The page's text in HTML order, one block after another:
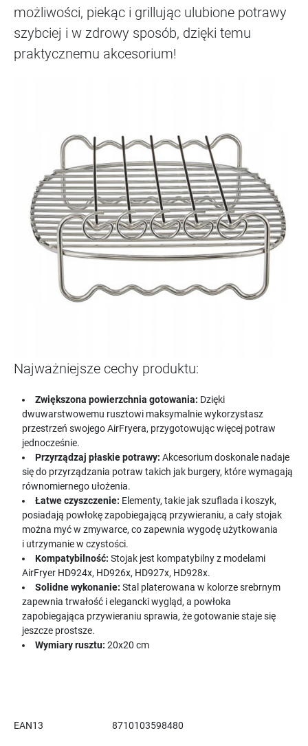
możliwości, piekąc i grillując ulubione potrawy
szybciej i w zdrowy sposób, dzięki temu
praktycznemu akcesorium!
Najważniejsze cechy produktu:
Zwiększona powierzchnia gotowania: Dzięki
dwuwarstwowemu rusztowi maksymalnie wykorzystasz
przestrzeń swojego AirFryera, przygotowując więcej potraw
jednocześnie.
Przyrządzaj płaskie potrawy: Akcesorium doskonale nadaje
się do przyrządzania potraw takich jak burgery, które wymagają
równomiernego ułożenia.
Łatwe czyszczenie: Elementy, takie jak szuflada i koszyk,
posiadają powłokę zapobiegającą przywieraniu, a cały stojak
można myć w zmywarce, co zapewnia wygodę użytkowania
i utrzymanie w czystości.
Kompatybilność: Stojak jest kompatybilny z modelami
AirFryer HD924x, HD926x, HD927x, HD928x.
Solidne wykonanie: Stal platerowana w kolorze srebrnym
zapewnia trwałość i elegancki wygląd, a powłoka
zapobiegająca przywieraniu sprawia, że gotowanie staje się
jeszcze prostsze.
Wymiary rusztu: 20x20 cm
EAN13 8710103598480